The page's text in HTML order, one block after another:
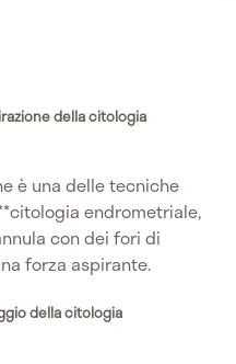
della citologia
è una delle tecniche
endrometriale,
con dei fori di
forza aspirante.
della citologia